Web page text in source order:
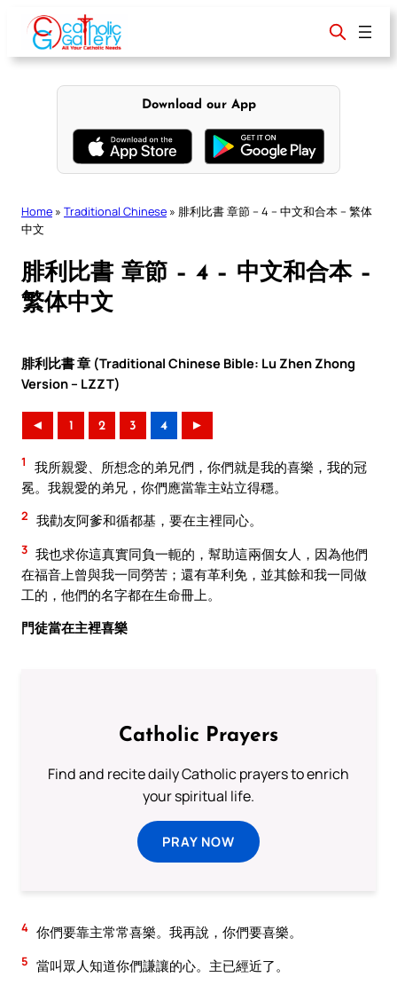
content
Download our App
Home » Traditional Chinese » 腓利比書 章節 – 4 – 中文和合本 – 繁体
中文
腓利比書 章節 – 4 – 中文和合本 –
繁体中文
腓利比書 章 (Traditional Chinese Bible: Lu Zhen Zhong
Version – LZZT)
◄ 1 2 3 4 ►
1
我所親愛、所想念的弟兄們，你們就是我的喜樂，我的冠
冕。我親愛的弟兄，你們應當靠主站立得穩。
2 我勸友阿爹和循都基，要在主裡同心。
3 我也求你這真實同負一軛的，幫助這兩個女人，因為他們
在福音上曾與我一同勞苦；還有革利免，並其餘和我一同做
工的，他們的名字都在生命冊上。
門徒當在主裡喜樂
Catholic Prayers
Find and recite daily Catholic prayers to enrich
your spiritual life.
PRAY NOW
4 你們要靠主常常喜樂。我再說，你們要喜樂。
5 當叫眾人知道你們謙讓的心。主已經近了。